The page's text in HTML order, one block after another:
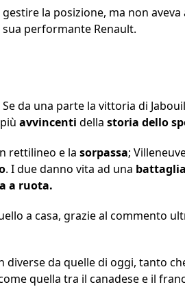
la posizione, ma non
performante Renault.
Se da una parte la vittoria di
avvincenti della storia dello
rettilineo e la sorpassa;
. I due danno vita ad una
a ruota.
a casa, grazie al commento
diverse da quelle di oggi, tanto
quella tra il canadese e il